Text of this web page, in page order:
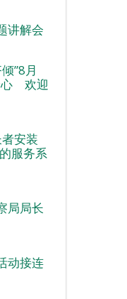
讲解会
”8月
心 欢迎
安装
服务系
局局长
动接连